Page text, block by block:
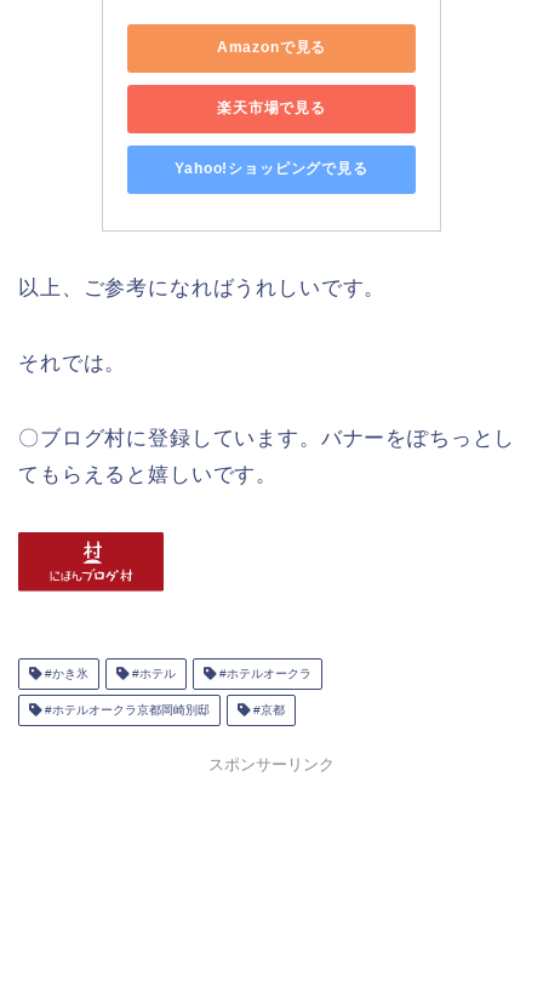
Amazonで見る
楽天市場で見る
Yahoo!ショッピングで見る
以上、ご参考になればうれしいです。
それでは。
〇ブログ村に登録しています。バナーをぽちっとし
てもらえると嬉しいです。
#かき氷 #ホテル #ホテルオークラ
#ホテルオークラ京都岡崎別邸 #京都
スポンサーリンク